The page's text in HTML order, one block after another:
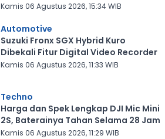
Kamis 06 Agustus 2026, 15:34 WIB
Automotive
Suzuki Fronx SGX Hybrid Kuro
Dibekali Fitur Digital Video Recorder
Kamis 06 Agustus 2026, 11:33 WIB
Techno
Harga dan Spek Lengkap DJI Mic Mini
2S, Baterainya Tahan Selama 28 Jam
Kamis 06 Agustus 2026, 11:29 WIB